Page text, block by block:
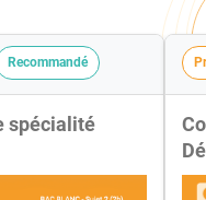
Recommandé
spécialité